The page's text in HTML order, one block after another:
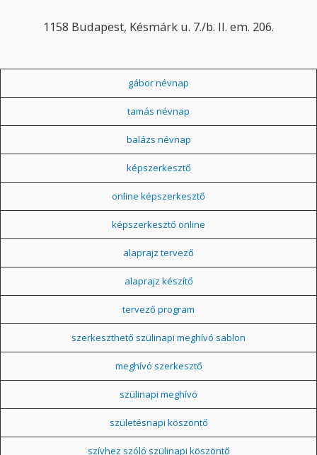
1158 Budapest, Késmárk u. 7./b. II. em. 206.
gábor névnap
tamás névnap
balázs névnap
képszerkesztő
online képszerkesztő
képszerkesztő online
alaprajz tervező
alaprajz készítő
tervező program
szerkeszthető szülinapi meghívó sablon
meghívó szerkesztő
szülinapi meghívó
születésnapi köszöntő
szívhez szóló szülinapi köszöntő